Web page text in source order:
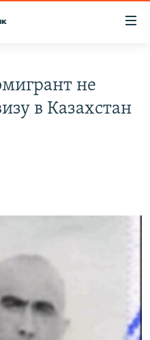
не
в Казахстан